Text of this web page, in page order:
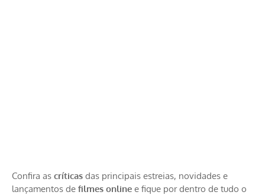
Confira as críticas das principais estreias, novidades e
lançamentos de filmes online e fique por dentro de tudo o